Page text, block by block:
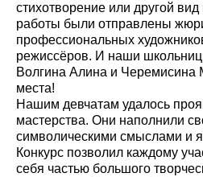
стихотворение или другой вид
работы были отправлены
профессиональных
режиссёров. И наши
Волгина Алина и Черемисина
места!
Нашим девчатам удалось
мастерства. Они наполнили
символическими смыслами и
Конкурс позволил каждому
себя частью большого